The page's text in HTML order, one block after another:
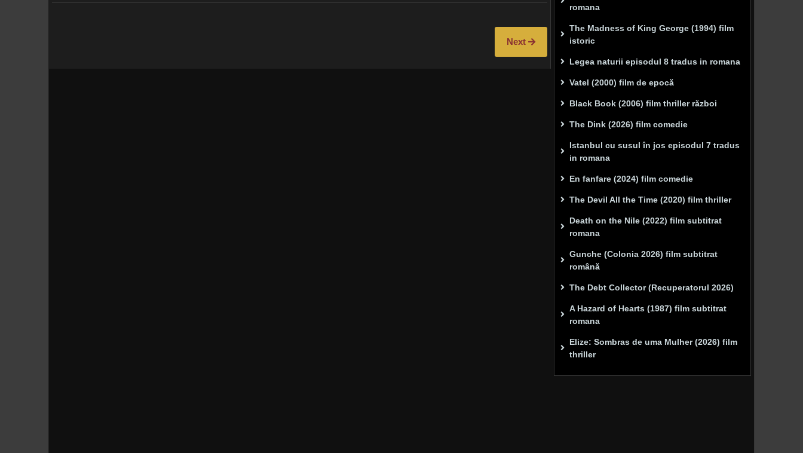
Next
romana
The Madness of King George (1994) film
istoric
Legea naturii episodul 8 tradus in romana
Vatel (2000) film de epocă
Black Book (2006) film thriller război
The Dink (2026) film comedie
Istanbul cu susul în jos episodul 7 tradus
in romana
En fanfare (2024) film comedie
The Devil All the Time (2020) film thriller
Death on the Nile (2022) film subtitrat
romana
Gunche (Colonia 2026) film subtitrat
română
The Debt Collector (Recuperatorul 2026)
A Hazard of Hearts (1987) film subtitrat
romana
Elize: Sombras de uma Mulher (2026) film
thriller